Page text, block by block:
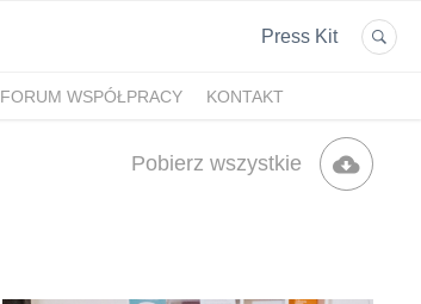
Press Kit
FORUM WSPÓŁPRACY KONTAKT
Pobierz wszystkie